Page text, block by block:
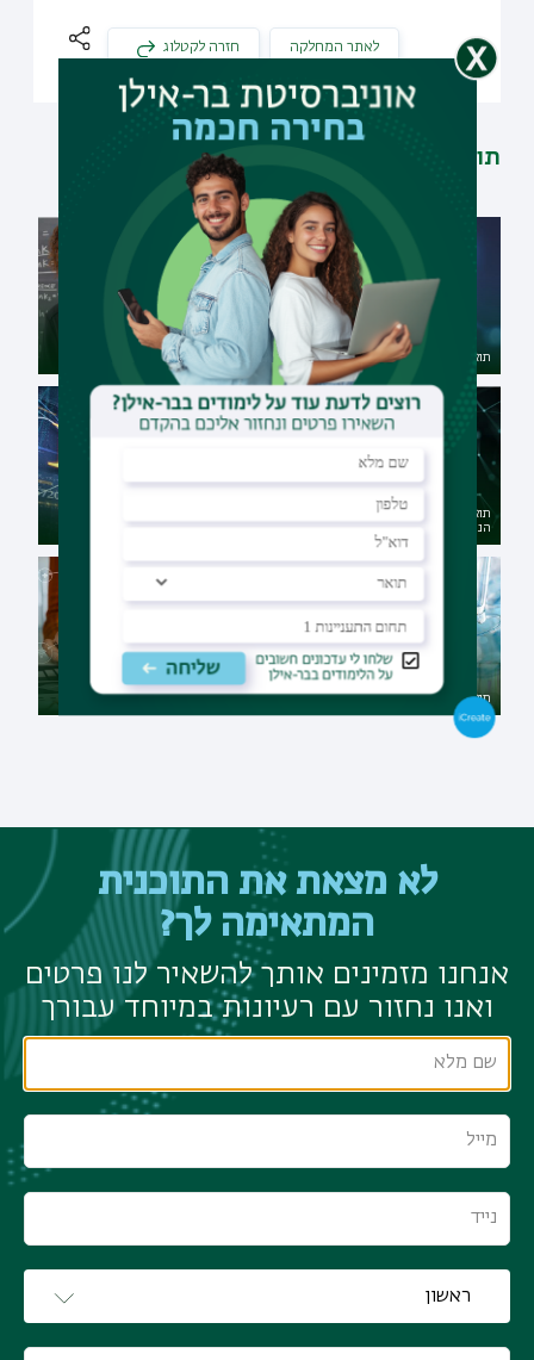
חזרה לקטלוג לאתר המחלקה
תוכניות דומות
תואר ראשון בפיזיקה תואר שני במתמטיקה
תואר ראשון בכימיה במגמת מדעי
הנתונים
תואר שני בפיזיקה
תואר שני בכימיה
תואר שני במתמטיקה פיננסית
במגמת טכנולוגיה פיננסית
לא מצאת את התוכנית
המתאימה לך?
אנחנו מזמינים אותך להשאיר לנו פרטים
ואנו נחזור עם רעיונות במיוחד עבורך